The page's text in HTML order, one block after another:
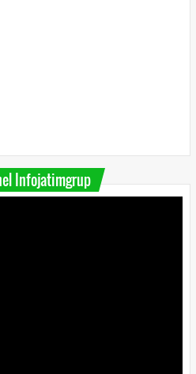
Infojatimgrup